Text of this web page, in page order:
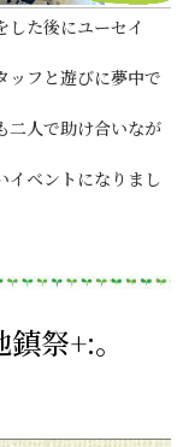
た後にユーセイ
フと遊びに夢中で
二人で助け合いなが
ベントになりまし
祭+:。